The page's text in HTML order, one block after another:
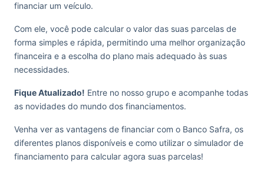
financiar um veículo.
Com ele, você pode calcular o valor das suas parcelas de
forma simples e rápida, permitindo uma melhor organização
financeira e a escolha do plano mais adequado às suas
necessidades.
Fique Atualizado! Entre no nosso grupo e acompanhe todas
as novidades do mundo dos financiamentos.
Venha ver as vantagens de financiar com o Banco Safra, os
diferentes planos disponíveis e como utilizar o simulador de
financiamento para calcular agora suas parcelas!